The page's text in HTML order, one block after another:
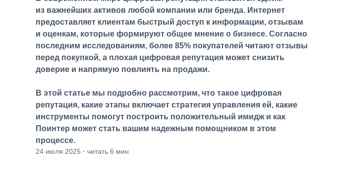
из важнейших активов любой компании или бренда. Интернет
предоставляет клиентам быстрый доступ к информации, отзывам
и оценкам, которые формируют общее мнение о бизнесе. Согласно
последним исследованиям, более 85% покупателей читают отзывы
перед покупкой, а плохая цифровая репутация может снизить
доверие и напрямую повлиять на продажи.
В этой статье мы подробно рассмотрим, что такое цифровая
репутация, какие этапы включает стратегия управления ей, какие
инструменты помогут построить положительный имидж и как
Поинтер может стать вашим надежным помощником в этом
процессе.
24 июля 2025 · читать 6 мин